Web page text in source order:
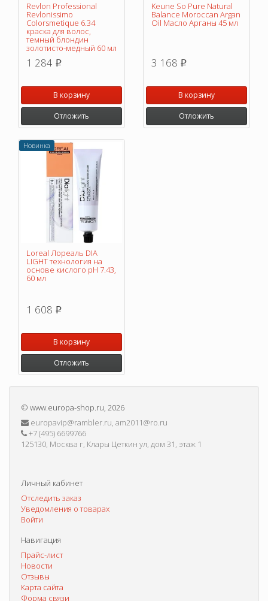
Revlon Professional
Revlonissimo
Colorsmetique 6.34
краска для волос,
темный блондин
золотисто-медный 60 мл
1 284 p
В корзину
Отложить
Keune So Pure Natural
Balance Moroccan Argan
Oil Масло Арганы 45 мл
3 168 p
В корзину
Отложить
Новинка
Loreal Лореаль DIA
LIGHT технология на
основе кислого pH 7.43,
60 мл
1 608 p
В корзину
Отложить
© www.europa-shop.ru, 2026
europavip@rambler.ru, am2011@ro.ru
+7 (495) 6699766
125130, Москва г, Клары Цеткин ул, дом 31, этаж 1
Личный кабинет
Отследить заказ
Уведомления о товарах
Войти
Навигация
Прайс-лист
Новости
Отзывы
Карта сайта
Форма связи